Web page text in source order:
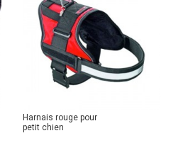
Harnais rouge pour
petit chien